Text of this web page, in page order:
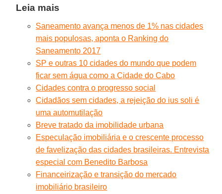
Leia mais
Saneamento avança menos de 1% nas cidades
mais populosas, aponta o Ranking do
Saneamento 2017
SP e outras 10 cidades do mundo que podem
ficar sem água como a Cidade do Cabo
Cidades contra o progresso social
Cidadãos sem cidades, a rejeição do ius soli é
uma automutilação
Breve tratado da imobilidade urbana
Especulação imobiliária e o crescente processo
de favelização das cidades brasileiras. Entrevista
especial com Benedito Barbosa
Financeirização e transição do mercado
imobiliário brasileiro